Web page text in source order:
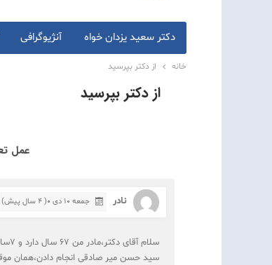
دکتر سعید یزدان خواه آنژیوگرافی
خانه از دکتر بپرسید
از دکتر بپرسید
عمل
نادر جمعه ۱۰ دی ۰( 4 سال پیش)
سید حسن میر صادقی انجام دادن،همان